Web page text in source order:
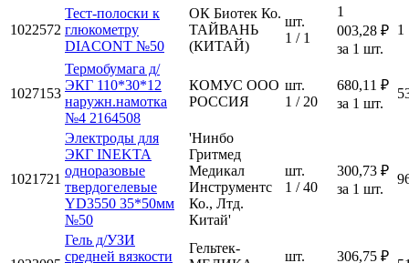
1022572
Тест-полоски к
глюкометру
DIACONT №50
ОК Биотек Ко.
ТАЙВАНЬ
(КИТАЙ)
шт.
1 / 1
1
003,28 ₽
за 1 шт.
1
1027153
Термобумага д/
ЭКГ 110*30*12
наружн.намотка
№4 2164508
КОМУС ООО
РОССИЯ
шт.
1 / 20
680,11 ₽
за 1 шт.
1021721
Электроды для
ЭКГ INEKTA
одноразовые
твердогелевые
YD3550 35*50мм
№50
'Нинбо
Гритмед
Медикал
Инструментс
Ко., Лтд.
Китай'
шт.
1 / 40
300,73 ₽
за 1 шт.
Гель д/УЗИ
средней вязкости
Гельтек-
шт. 306,75 ₽